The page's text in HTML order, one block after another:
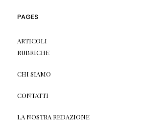
PAGES
ARTICOLI
RUBRICHE
CHI SIAMO
CONTATTI
LA NOSTRA REDAZIONE